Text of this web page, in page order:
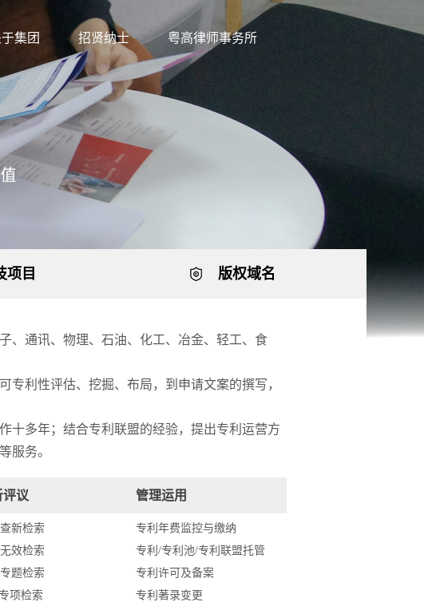
集团 招贤纳士 粤高律师事务所
、通讯、物理、石油、化工、冶金、轻工、食
利性评估、挖掘、布局，到申请文案的撰写，
多年；结合专利联盟的经验，提出专利运营方
服务。
评议 管理运用
新检索
效检索
题检索
项检索
专利年费监控与缴纳
专利/专利池/专利联盟托管
专利许可及备案
专利著录变更
项目 版权域名